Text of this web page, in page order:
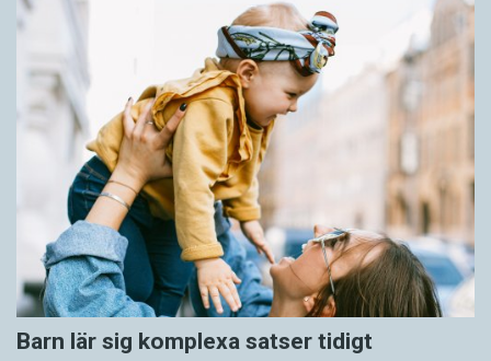
Barn lär sig komplexa satser tidigt